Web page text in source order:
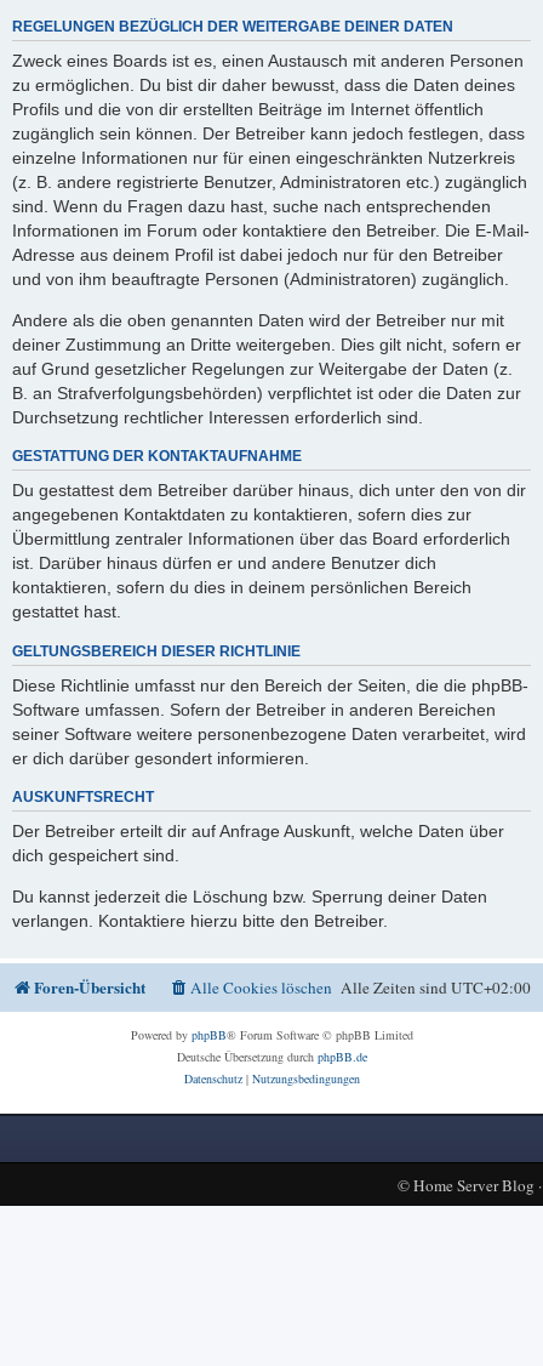
REGELUNGEN BEZÜGLICH DER WEITERGABE DEINER DATEN
Zweck eines Boards ist es, einen Austausch mit anderen Personen
zu ermöglichen. Du bist dir daher bewusst, dass die Daten deines
Profils und die von dir erstellten Beiträge im Internet öffentlich
zugänglich sein können. Der Betreiber kann jedoch festlegen, dass
einzelne Informationen nur für einen eingeschränkten Nutzerkreis
(z. B. andere registrierte Benutzer, Administratoren etc.) zugänglich
sind. Wenn du Fragen dazu hast, suche nach entsprechenden
Informationen im Forum oder kontaktiere den Betreiber. Die E-Mail-
Adresse aus deinem Profil ist dabei jedoch nur für den Betreiber
und von ihm beauftragte Personen (Administratoren) zugänglich.
Andere als die oben genannten Daten wird der Betreiber nur mit
deiner Zustimmung an Dritte weitergeben. Dies gilt nicht, sofern er
auf Grund gesetzlicher Regelungen zur Weitergabe der Daten (z.
B. an Strafverfolgungsbehörden) verpflichtet ist oder die Daten zur
Durchsetzung rechtlicher Interessen erforderlich sind.
GESTATTUNG DER KONTAKTAUFNAHME
Du gestattest dem Betreiber darüber hinaus, dich unter den von dir
angegebenen Kontaktdaten zu kontaktieren, sofern dies zur
Übermittlung zentraler Informationen über das Board erforderlich
ist. Darüber hinaus dürfen er und andere Benutzer dich
kontaktieren, sofern du dies in deinem persönlichen Bereich
gestattet hast.
GELTUNGSBEREICH DIESER RICHTLINIE
Diese Richtlinie umfasst nur den Bereich der Seiten, die die phpBB-
Software umfassen. Sofern der Betreiber in anderen Bereichen
seiner Software weitere personenbezogene Daten verarbeitet, wird
er dich darüber gesondert informieren.
AUSKUNFTSRECHT
Der Betreiber erteilt dir auf Anfrage Auskunft, welche Daten über
dich gespeichert sind.
Du kannst jederzeit die Löschung bzw. Sperrung deiner Daten
verlangen. Kontaktiere hierzu bitte den Betreiber.
Foren-Übersicht Alle Zeiten sindUTC+02:00
Alle Cookies löschen
Powered by phpBB® Forum Software © phpBB Limited
Deutsche Übersetzung durch phpBB.de
Datenschutz| Nutzungsbedingungen
©Home Server Blog